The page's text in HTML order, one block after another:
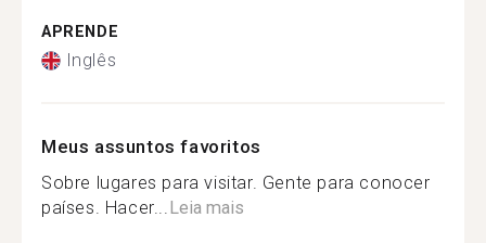
APRENDE
Inglês
Meus assuntos favoritos
Sobre lugares para visitar. Gente para conocer
países. Hacer...Leia mais